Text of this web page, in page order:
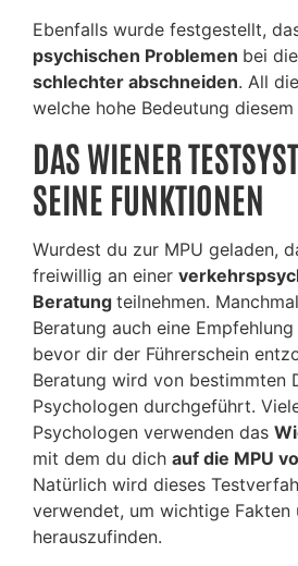
Ebenfalls wurde festgestellt,
psychischen Problemen bei
schlechter abschneiden. All
welche hohe Bedeutung
DAS WIENER
SEINE FUNKTIONEN
Wurdest du zur MPU geladen,
freiwillig an einer
Beratung teilnehmen.
Beratung auch eine
bevor dir der Führerschein
Beratung wird von bestimmten
Psychologen durchgeführt.
Psychologen verwenden das
mit dem du dich auf die MPU
Natürlich wird dieses
verwendet, um wichtige Fakten
herauszufinden.